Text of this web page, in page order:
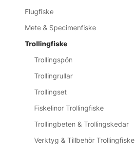
Flugfiske
Mete & Specimenfiske
Trollingfiske
Trollingspön
Trollingrullar
Trollingset
Fiskelinor Trollingfiske
Trollingbeten & Trollingskedar
Verktyg & Tillbehör Trollingfiske